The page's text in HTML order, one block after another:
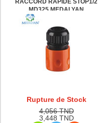
RACCORD RAPIDE STOP1/2
MD325 MEDALYAN
Rupture de Stock
4,056 TND
3,448 TND